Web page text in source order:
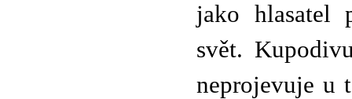
jako hlasatel
svět.
neprojevuje u